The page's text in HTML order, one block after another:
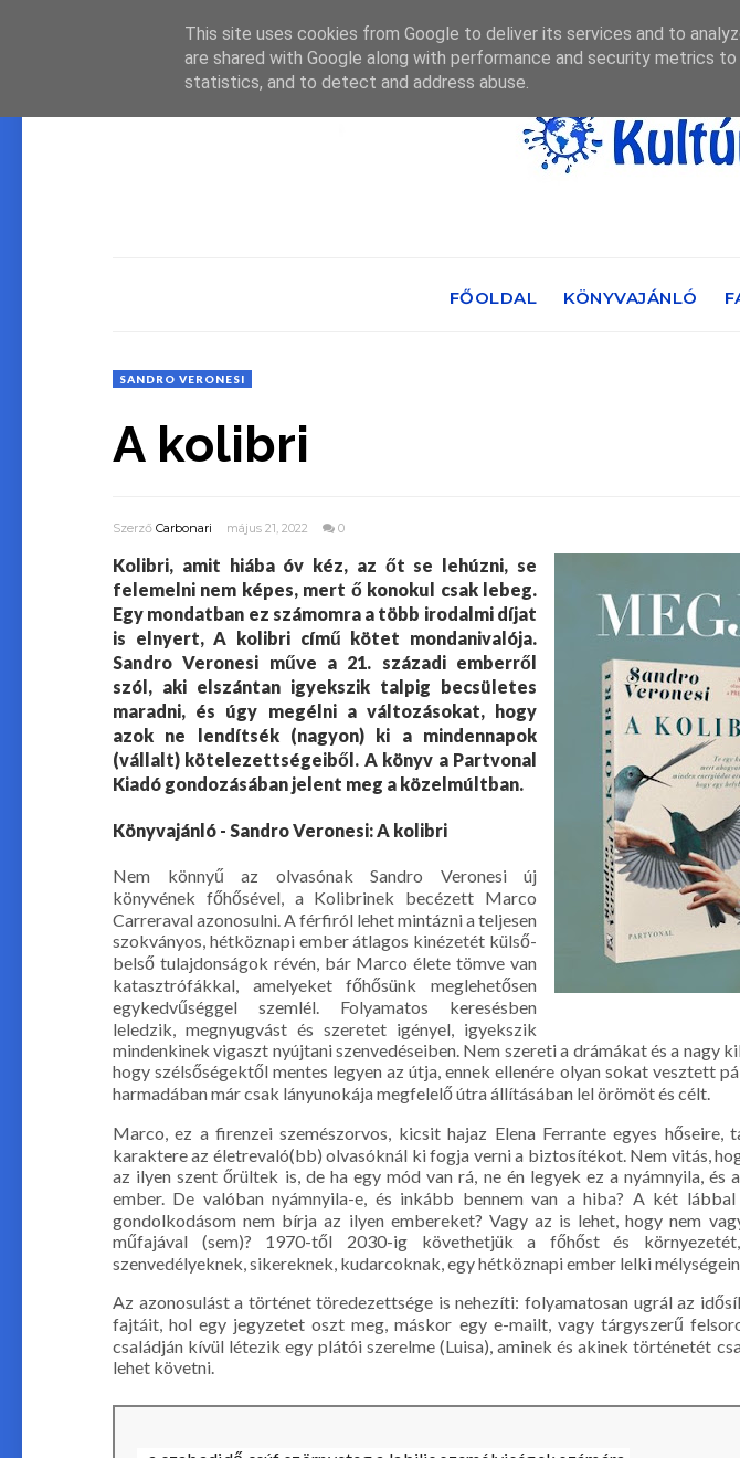
FŐOLDAL KÖNYVAJÁNLÓ
SANDRO VERONESI
A kolibri
Szerző Carbonari május 21, 2022 0
Kolibri, amit hiába óv kéz, az őt se lehúzni, se
felemelni nem képes, mert ő konokul csak lebeg.
Egy mondatban ez számomra a több irodalmi díjat
is elnyert, A kolibri című kötet mondanivalója.
Sandro Veronesi műve a 21. századi emberről
szól, aki elszántan igyekszik talpig becsületes
maradni, és úgy megélni a változásokat, hogy
azok ne lendítsék (nagyon) ki a mindennapok
(vállalt) kötelezettségeiből. A könyv a Partvonal
Kiadó gondozásában jelent meg a közelmúltban.
Könyvajánló - Sandro Veronesi: A kolibri
Nem könnyű az olvasónak Sandro Veronesi új
könyvének főhősével, a Kolibrinek becézett Marco
Carreraval azonosulni. A férfiról lehet mintázni a teljesen
szokványos, hétköznapi ember átlagos kinézetét külső-
belső tulajdonságok révén, bár Marco élete tömve van
katasztrófákkal, amelyeket főhősünk meglehetősen
egykedvűséggel szemlél. Folyamatos keresésben
leledzik, megnyugvást és szeretet igényel, igyekszik
mindenkinek vigaszt nyújtani szenvedéseiben. Nem szereti a drámákat és a nagy
hogy szélsőségektől mentes legyen az útja, ennek ellenére olyan sokat vesztett
harmadában már csak lányunokája megfelelő útra állításában lel örömöt és célt.
Marco, ez a firenzei szemészorvos, kicsit hajaz Elena Ferrante egyes hőseire,
karaktere az életrevaló(bb) olvasóknál ki fogja verni a biztosítékot. Nem vitás,
az ilyen szent őrültek is, de ha egy mód van rá, ne én legyek ez a nyámnyila, és
ember. De valóban nyámnyila-e, és inkább bennem van a hiba? A két
gondolkodásom nem bírja az ilyen embereket? Vagy az is lehet, hogy nem
műfajával (sem)? 1970-től 2030-ig követhetjük a főhőst és
szenvedélyeknek, sikereknek, kudarcoknak, egy hétköznapi ember lelki
Az azonosulást a történet töredezettsége is nehezíti: folyamatosan ugrál az
fajtáit, hol egy jegyzetet oszt meg, máskor egy e-mailt, vagy tárgyszerű
családján kívül létezik egy plátói szerelme (Luisa), aminek és akinek történetét
lehet követni.
This site uses cookies from Google to deliver its services and to
are shared with Google along with performance and security metrics
statistics, and to detect and address abuse.